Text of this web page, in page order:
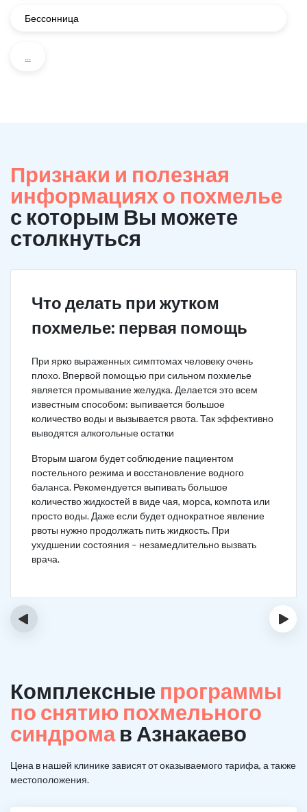
Бессонница
...
Признаки и полезная
информациях о похмелье
с которым Вы можете
столкнуться
Что делать при жутком
похмелье: первая помощь
При ярко выраженных симптомах человеку очень
плохо. Впервой помощью при сильном похмелье
является промывание желудка. Делается это всем
известным способом: выпивается большое
количество воды и вызывается рвота. Так эффективно
выводятся алкогольные остатки
Вторым шагом будет соблюдение пациентом
постельного режима и восстановление водного
баланса. Рекомендуется выпивать большое
количество жидкостей в виде чая, морса, компота или
просто воды. Даже если будет однократное явление
рвоты нужно продолжать пить жидкость. При
ухудшении состояния – незамедлительно вызвать
врача.
‹ ›
Комплексные программы
по снятию похмельного
синдромав Азнакаево
Цена в нашей клинике зависят от оказываемого тарифа, а также
местоположения.